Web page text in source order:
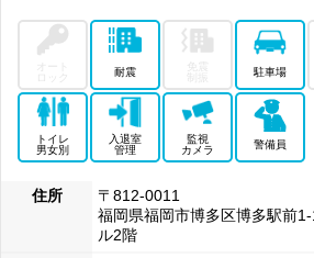
耐震 駐車場
トイレ
男女別
入退室
管理
監視
カメラ
警備員
住所
〒812-0011
福岡県福岡市博多区博多駅前
ル2階